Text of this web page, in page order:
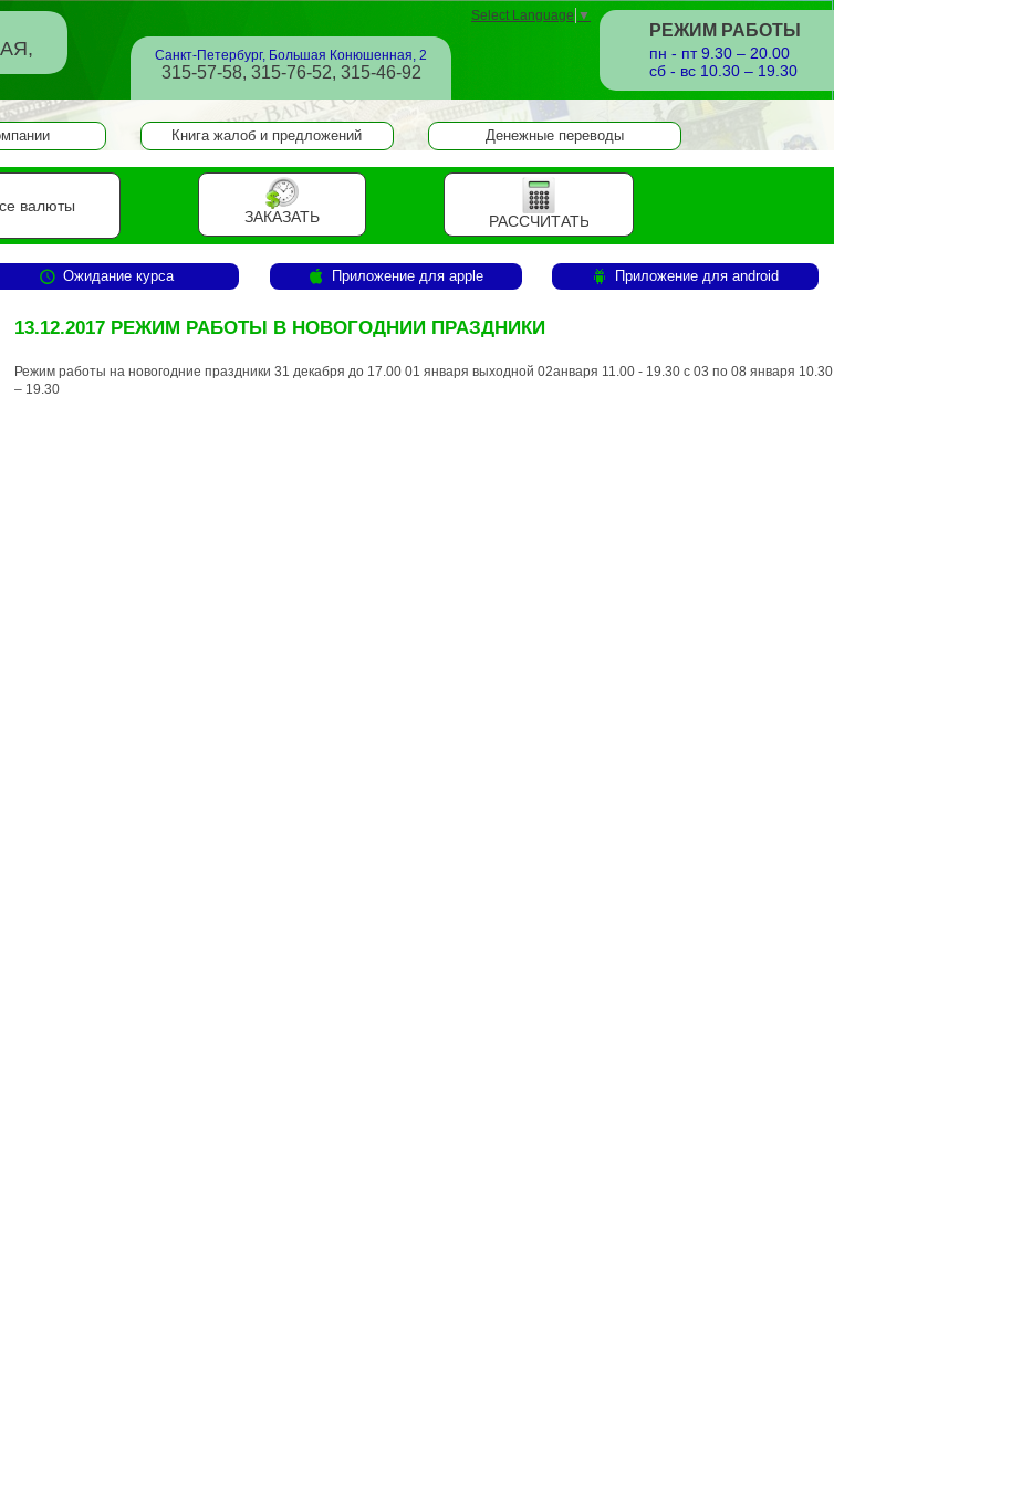
Санкт-Петербург, Большая Конюшенная, 2
315-57-58, 315-76-52, 315-46-92
РЕЖИМ РАБОТЫ
пн - пт 9.30 – 20.00
сб - вс 10.30 – 19.30
Книга жалоб и предложений Денежные переводы
Select Language ▼
валюты
ЗАКАЗАТЬ РАССЧИТАТЬ
Ожидание курса Приложение для apple Приложение для android
13.12.2017 РЕЖИМ РАБОТЫ В НОВОГОДНИИ ПРАЗДНИКИ
Режим работы на новогодние праздники 31 декабря до 17.00 01 января выходной 02анваря 11.00 - 19.30 с 03 по 08 января 10.30
– 19.30